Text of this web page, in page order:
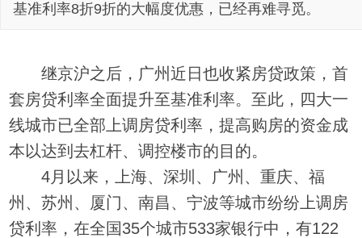
基准利率8折9折的大幅度优惠，已经再难寻觅。
继京沪之后，广州近日也收紧房贷政策，首
套房贷利率全面提升至基准利率。至此，四大一
线城市已全部上调房贷利率，提高购房的资金成
本以达到去杠杆、调控楼市的目的。
4月以来，上海、深圳、广州、重庆、福
州、苏州、厦门、南昌、宁波等城市纷纷上调房
贷利率，在全国35个城市533家银行中，有122